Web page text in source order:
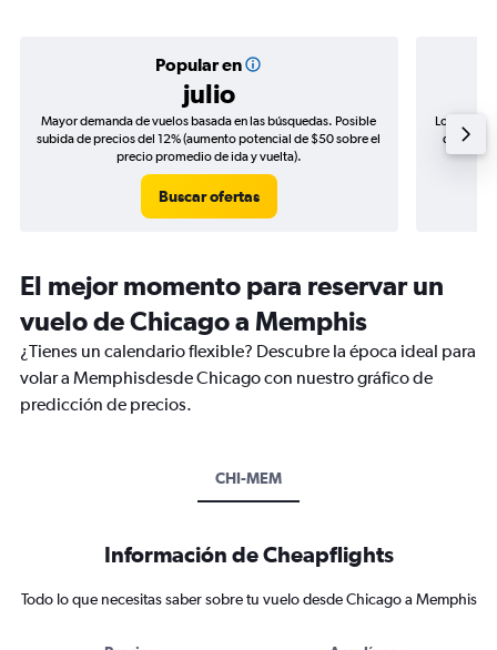
Popular en
julio
Mayor demanda de vuelos basada en las búsquedas. Posible
subida de precios del 12% (aumento potencial de $50 sobre el
precio promedio de ida y vuelta).
Buscar ofertas
Los
de
El mejor momento para reservar un
vuelo de Chicago a Memphis
¿Tienes un calendario flexible? Descubre la época ideal para
volar a Memphisdesde Chicago con nuestro gráfico de
predicción de precios.
CHI-MEM
Información de Cheapflights
Todo lo que necesitas saber sobre tu vuelo desde Chicago a Memphis